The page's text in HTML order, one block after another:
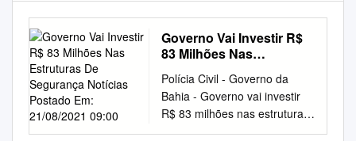
Governo Vai Investir R$
83 Milhões Nas
Notícias Postado Em:
21/08/2021 09:00
Polícia Civil - Governo da
Bahia - Governo vai investir
R$ 83 milhões nas estruturas
de segurança Notícias